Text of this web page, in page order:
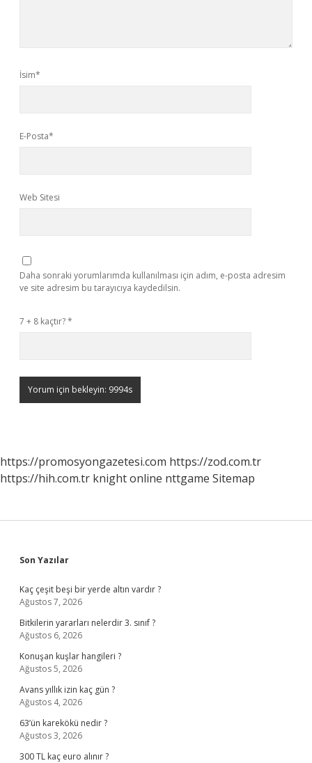
İsim*
E-Posta*
Web Sitesi
Daha sonraki yorumlarımda kullanılması için adım, e-posta adresim
ve site adresim bu tarayıcıya kaydedilsin.
7 + 8 kaçtır?*
https://promosyongazetesi.com https://zod.com.tr
https://hih.com.tr knight online nttgame Sitemap
Sidebar
Son Yazılar
Kaç çeşit beşi bir yerde altın vardır ?
Ağustos 7, 2026
Bitkilerin yararları nelerdir 3. sınıf ?
Ağustos 6, 2026
Konuşan kuşlar hangileri ?
Ağustos 5, 2026
Avans yıllık izin kaç gün ?
Ağustos 4, 2026
63’ün karekökü nedir ?
Ağustos 3, 2026
300 TL kaç euro alınır ?